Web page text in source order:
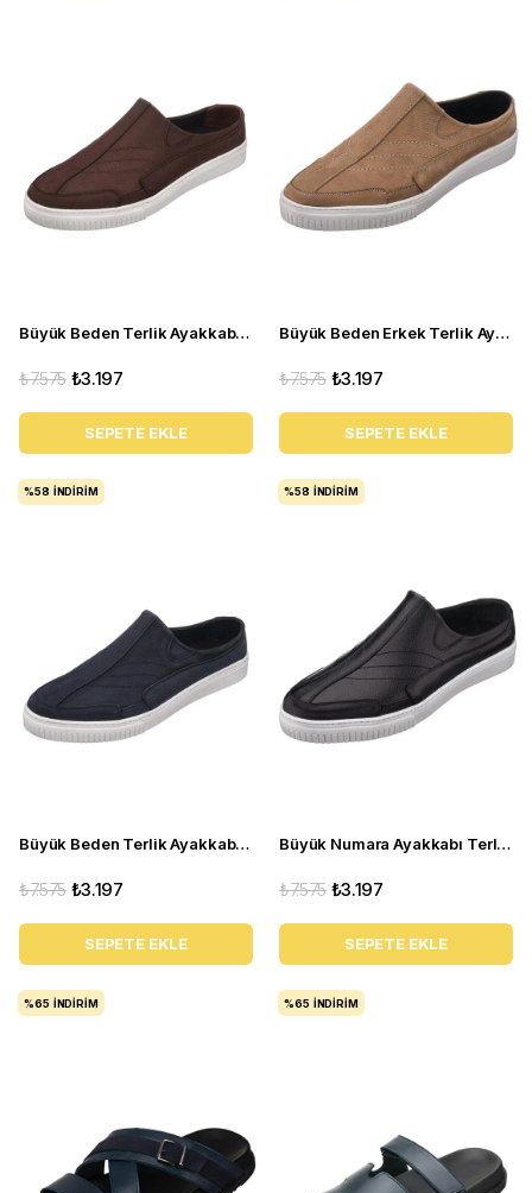
Büyük Beden Terlik Ayakkabı - Kley-01 Kahverengi
₺3.197
₺7.575
SEPETE EKLE
Büyük Beden Erkek Terlik Ayakkabı - Kley-01 Kum
₺3.197
₺7.575
SEPETE EKLE
Büyük Beden Terlik Ayakkabı - Kley-01 Lacivert
₺3.197
₺7.575
SEPETE EKLE
%58 İNDIRIM
Büyük Numara Ayakkabı Terlik - Kley-01 Siyah
₺3.197
₺7.575
SEPETE EKLE
%58 İNDIRIM
%65 İNDIRIM %65 İNDIRIM